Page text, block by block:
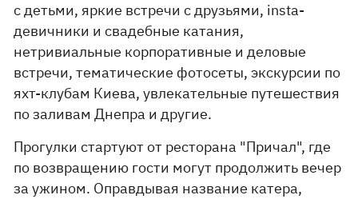
с детьми, яркие встречи с друзьями, insta-
девичники и свадебные катания,
нетривиальные корпоративные и деловые
встречи, тематические фотосеты, экскурсии по
яхт-клубам Киева, увлекательные путешествия
по заливам Днепра и другие.
Прогулки стартуют от ресторана "Причал", где
по возвращению гости могут продолжить вечер
за ужином. Оправдывая название катера,